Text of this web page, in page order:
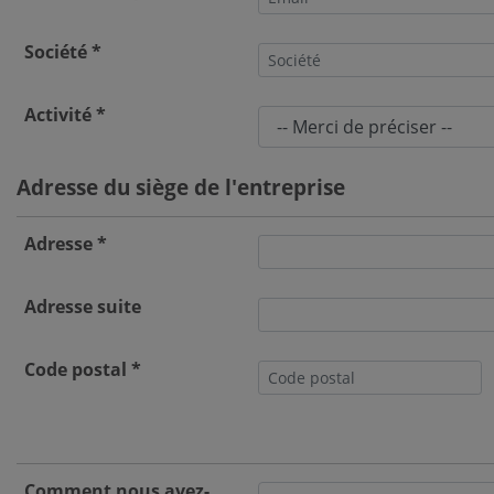
Société *
Activité *
Adresse du siège de l'entreprise
Adresse *
Adresse suite
Code postal *
Nous veillons à obtenir
d'information sur vos
"Gestion des cookies".